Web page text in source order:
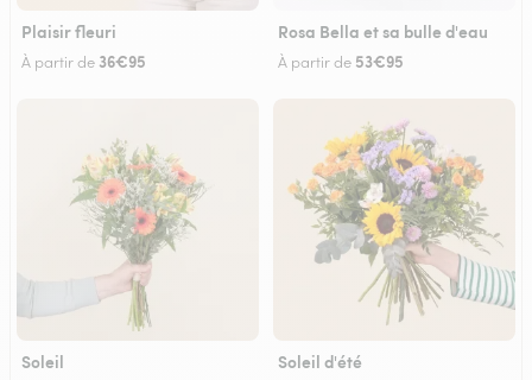
Plaisir fleuri
À partir de 36€95
Rosa Bella et sa bulle d'eau
À partir de 53€95
Soleil Soleil d'été